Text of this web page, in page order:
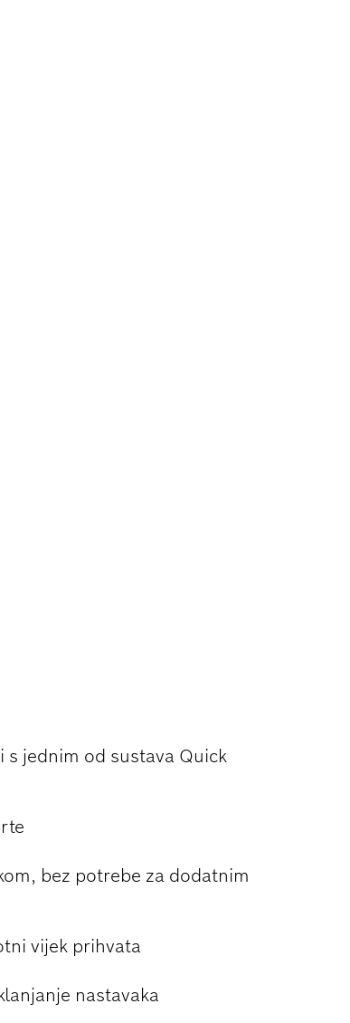
jednim od sustava Quick
bez potrebe za dodatnim
vijek prihvata
nastavaka